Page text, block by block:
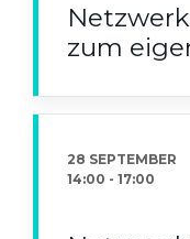
zum
28 SEPTEMBER
14:00 - 17:00